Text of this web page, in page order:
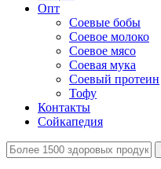
Опт
Соевые бобы
Соевое молоко
Соевое мясо
Соевая мука
Соевый протеин
Тофу
Контакты
Сойкапедия